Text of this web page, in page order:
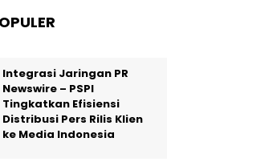
Integrasi Jaringan PR
Newswire – PSPI
Tingkatkan Efisiensi
Distribusi Pers Rilis Klien
ke Media Indonesia